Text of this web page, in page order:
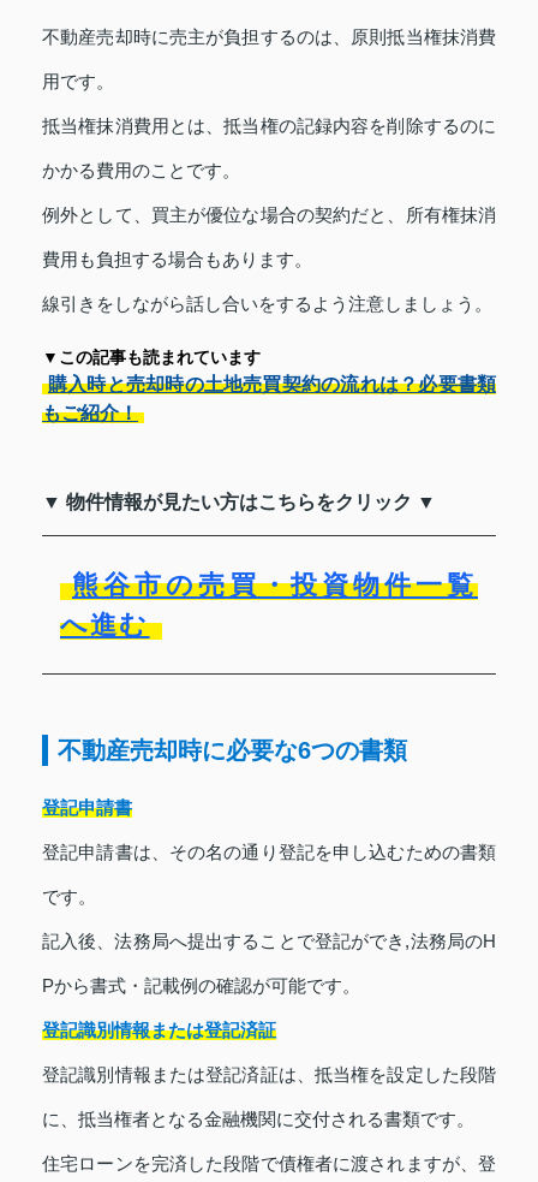
不動産売却時に売主が負担するのは、原則抵当権抹消費
用です。
抵当権抹消費用とは、抵当権の記録内容を削除するのに
かかる費用のことです。
例外として、買主が優位な場合の契約だと、所有権抹消
費用も負担する場合もあります。
線引きをしながら話し合いをするよう注意しましょう。
▼この記事も読まれています
購入時と売却時の土地売買契約の流れは？必要書類
もご紹介！
▼ 物件情報が見たい方はこちらをクリック ▼
熊谷市の売買・投資物件一覧
へ進む
不動産売却時に必要な6つの書類
登記申請書
登記申請書は、その名の通り登記を申し込むための書類
です。
記入後、法務局へ提出することで登記ができ,法務局のH
Pから書式・記載例の確認が可能です。
登記識別情報または登記済証
登記識別情報または登記済証は、抵当権を設定した段階
に、抵当権者となる金融機関に交付される書類です。
住宅ローンを完済した段階で債権者に渡されますが、登